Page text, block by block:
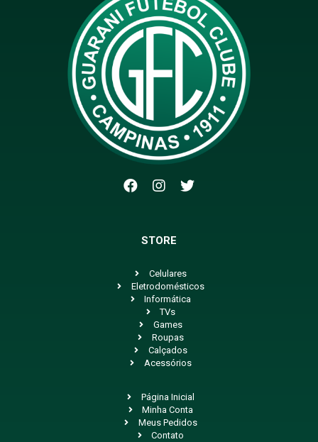
STORE
Celulares
Eletrodomésticos
Informática
TVs
Games
Roupas
Calçados
Acessórios
Página Inicial
Minha Conta
Meus Pedidos
Contato